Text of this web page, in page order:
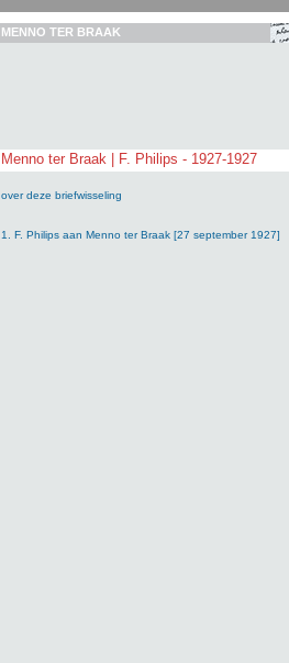
MENNO TER BRAAK
Menno ter Braak | F. Philips - 1927-1927
over deze briefwisseling
1. F. Philips aan Menno ter Braak [27 september 1927]